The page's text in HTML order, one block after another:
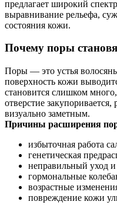
предлагает широкий
выравнивание рельефа,
состояния кожи.
Почему поры
Поры — это устья
поверхность кожи
становится слишком
отверстие закупоривается,
визуально заметным.
Причины расширения
избыточная работа
генетическая
неправильный уход и
гормональные
возрастные
повреждение кожи